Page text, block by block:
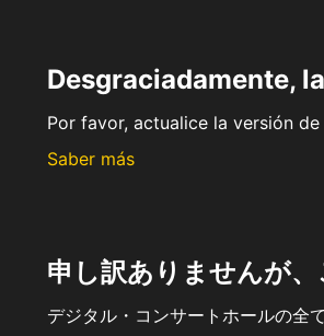
Desgraciadamente,
Por favor, actualice la versión
Saber más
申し訳ありませんが
デジタル・コンサートホールの全